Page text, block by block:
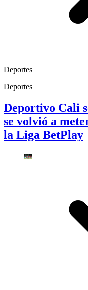
Deportes
Deportes
Deportivo Cali
se volvió a
la Liga BetPlay